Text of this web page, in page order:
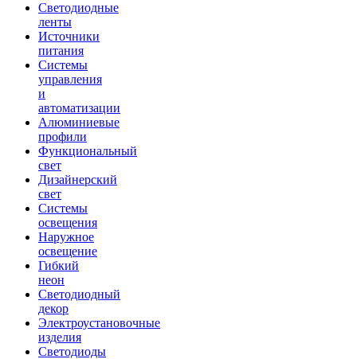
Светодиодные
ленты
Источники
питания
Системы
управления
и
автоматизации
Алюминиевые
профили
Функциональный
свет
Дизайнерский
свет
Системы
освещения
Наружное
освещение
Гибкий
неон
Светодиодный
декор
Электроустановочные
изделия
Светодиоды